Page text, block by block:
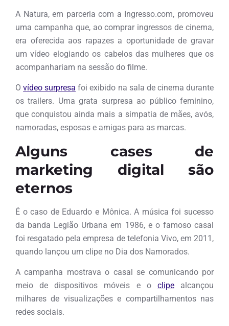
A Natura, em parceria com a Ingresso.com, promoveu
uma campanha que, ao comprar ingressos de cinema,
era oferecida aos rapazes a oportunidade de gravar
um vídeo elogiando os cabelos das mulheres que os
acompanhariam na sessão do filme.
Ovídeo surpresa foi exibido na sala de cinema durante
os trailers. Uma grata surpresa ao público feminino,
que conquistou ainda mais a simpatia de mães, avós,
namoradas, esposas e amigas para as marcas.
Alguns cases de
marketing digital são
eternos
É o caso de Eduardo e Mônica. A música foi sucesso
da banda Legião Urbana em 1986, e o famoso casal
foi resgatado pela empresa de telefonia Vivo, em 2011,
quando lançou um clipe no Dia dos Namorados.
A campanha mostrava o casal se comunicando por
meio de dispositivos móveis e o clipealcançou
milhares de visualizações e compartilhamentos nas
redes sociais.